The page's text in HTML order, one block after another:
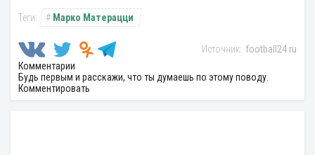
Марко Матерацци
football24.ru
Комментарии
Будь первым и расскажи, что ты думаешь по этому поводу.
Комментировать